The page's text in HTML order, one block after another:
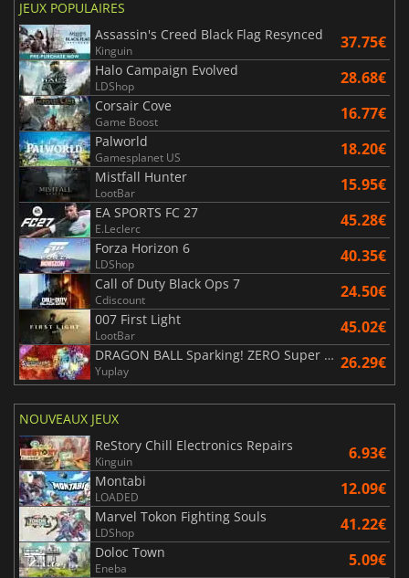
JEUX POPULAIRES
Assassin's Creed Black Flag Resynced
Kinguin 37.75€
Halo Campaign Evolved
LDShop 28.68€
Corsair Cove
Game Boost 16.77€
Palworld
Gamesplanet US 18.20€
Mistfall Hunter
LootBar 15.95€
EA SPORTS FC 27
E.Leclerc 45.28€
Forza Horizon 6
LDShop 40.35€
Call of Duty Black Ops 7
Cdiscount 24.50€
007 First Light
LootBar 45.02€
DRAGON BALL Sparking! ZERO Super Limit Breaking NEO
Yuplay 26.29€
NOUVEAUX JEUX
ReStory Chill Electronics Repairs
Kinguin 6.93€
Montabi
LOADED 12.09€
Marvel Tokon Fighting Souls
LDShop 41.22€
Doloc Town
Eneba 5.09€